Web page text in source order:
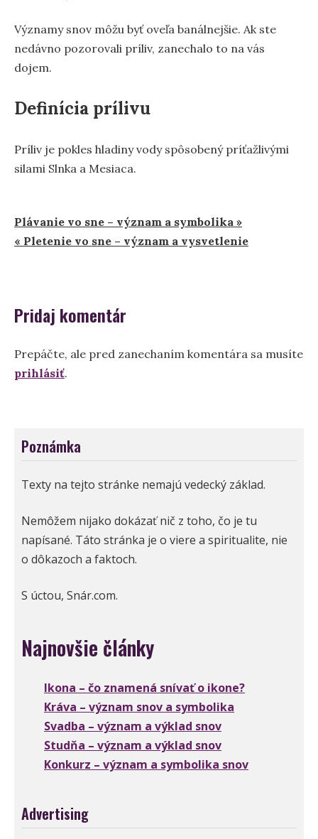
Významy snov môžu byť oveľa banálnejšie. Ak ste
nedávno pozorovali príliv, zanechalo to na vás
dojem.
Definícia prílivu
Príliv je pokles hladiny vody spôsobený príťažlivými
silami Slnka a Mesiaca.
Navigácia
v
Plávanie vo sne – význam a symbolika »
« Pletenie vo sne – význam a vysvetlenie
Pridaj komentár
Prepáčte, ale pred zanechaním komentára sa musíte
prihlásiť.
Poznámka
Texty na tejto stránke nemajú vedecký základ.
Nemôžem nijako dokázať nič z toho, čo je tu
napísané. Táto stránka je o viere a spiritualite, nie
o dôkazoch a faktoch.
S úctou, Snár.com.
Najnovšie články
Ikona – čo znamená snívať o ikone?
Kráva – význam snov a symbolika
Svadba – význam a výklad snov
Studňa – význam a výklad snov
Konkurz – význam a symbolika snov
Advertising